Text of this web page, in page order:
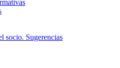
socio. Sugerencias